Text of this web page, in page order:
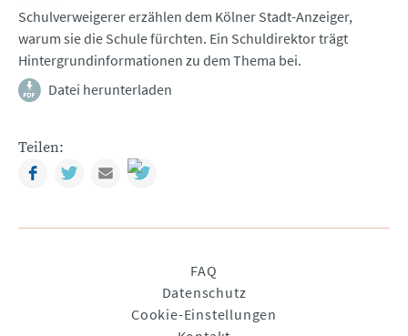
Schulverweigerer erzählen dem Kölner Stadt-Anzeiger,
warum sie die Schule fürchten. Ein Schuldirektor trägt
Hintergrundinformationen zu dem Thema bei.
Datei herunterladen
Teilen:
FacebookTwitterMail
FAQ
Datenschutz
Cookie-Einstellungen